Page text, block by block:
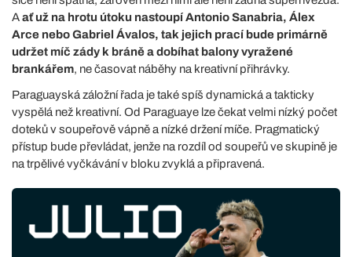
Aať už na hrotu útoku nastoupí Antonio Sanabria, Álex
Arce nebo Gabriel Ávalos, tak jejich prací bude primárně
udržet míč zády k bráně a dobíhat balony vyražené
brankářem, ne časovat náběhy na kreativní přihrávky.
Paraguayská záložní řada je také spíš dynamická a takticky
vyspělá než kreativní. Od Paraguaye lze čekat velmi nízký počet
doteků v soupeřově vápně a nízké držení míče. Pragmatický
přístup bude převládat, jenže na rozdíl od soupeřů ve skupině je
na trpělivé vyčkávání v bloku zvyklá a připravená.